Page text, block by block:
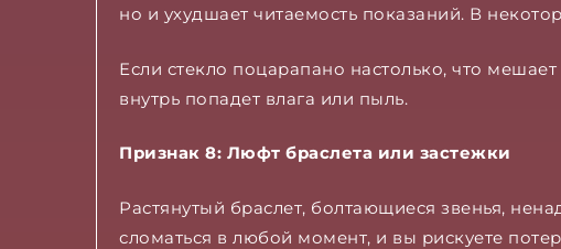
но и ухудшает читаемость показаний. В
Если стекло поцарапано настолько, что
внутрь попадет влага или пыль.
Признак 8: Люфт браслета или застежки
Растянутый браслет, болтающиеся звенья,
сломаться в любой момент, и вы рискуете